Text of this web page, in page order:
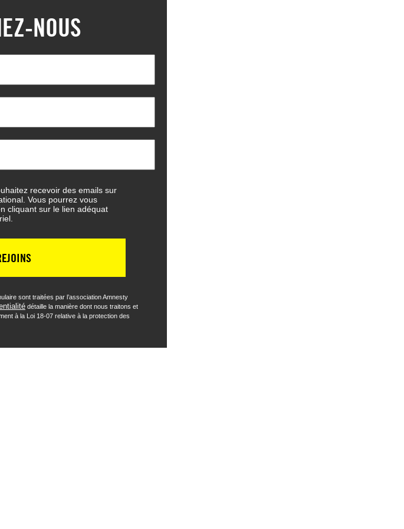
NOUS
recevoir des emails sur
Vous pourrez vous
cliquant sur le lien adéquat
sont traitées par l’association Amnesty
détaille la manière dont nous traitons et
à la Loi 18-07 relative à la protection des